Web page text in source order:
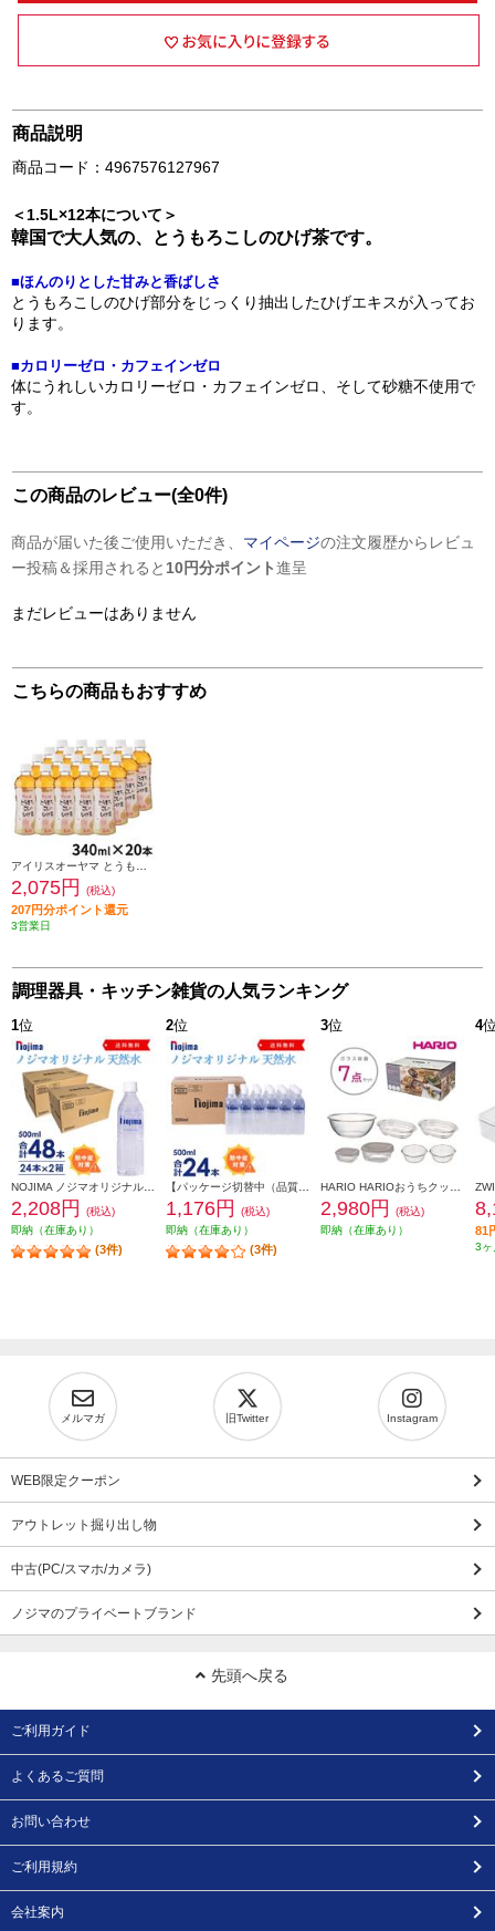
商品説明
商品コード：4967576127967
＜1.5L×12本について＞
韓国で大人気の、とうもろこしのひげ茶です。
■ほんのりとした甘みと香ばしさ
とうもろこしのひげ部分をじっくり抽出したひげエキスが入ってお
ります。
■カロリーゼロ・カフェインゼロ
体にうれしいカロリーゼロ・カフェインゼロ、そして砂糖不使用で
す。
この商品のレビュー(全0件)
商品が届いた後ご使用いただき、 マイページの注文履歴からレビュ
ー投稿＆採用されると 10円分ポイント進呈
まだレビューはありません
こちらの商品もおすすめ
2,075円 (税込)
207円分ポイント還元
3営業日
調理器具・キッチン雑貨の人気ランキング
1位
2,208円
(税込)
即納（在庫あり）
(3件)
2位
1,176円
(税込)
即納（在庫あり）
(3件)
3位
2,980円
(税込)
即納（在庫あり）
4
81
3ヶ
メルマガ 旧Twitter Instagram
WEB限定クーポン
アウトレット掘り出し物
中古(PC/スマホ/カメラ)
ノジマのプライベートブランド
先頭へ戻る
ご利用ガイド
よくあるご質問
お問い合わせ
ご利用規約
会社案内